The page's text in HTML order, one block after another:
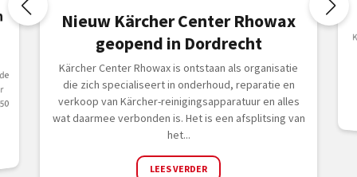
Nieuw Kärcher Center Rhowax
geopend in Dordrecht
Kärcher Center Rhowax is ontstaan als organisatie
die zich specialiseert in onderhoud, reparatie en
verkoop van Kärcher-reinigingsapparatuur en alles
wat daarmee verbonden is. Het is een afsplitsing van
het...
LEES VERDER